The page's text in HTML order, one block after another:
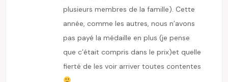
plusieurs membres de la famille). Cette
année, comme les autres, nous n’avons
pas payé la médaille en plus (je pense
que c’était compris dans le prix)et quelle
fierté de les voir arriver toutes contentes